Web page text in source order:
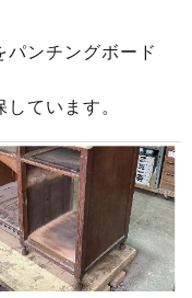
パンチングボード
ています。